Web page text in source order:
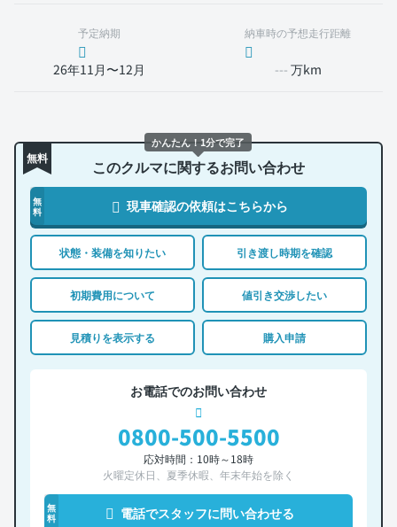
予定納期
26年11月〜12月
納車時の予想走行距離
--- 万km
無料 このクルマに関するお問い合わせ
無
料
現車確認の依頼はこちらから
状態・装備を知りたい 引き渡し時期を確認
初期費用について 値引き交渉したい
見積りを表示する 購入申請
お電話でのお問い合わせ
0800-500-5500
応対時間：10時～18時
火曜定休日、夏季休暇、年末年始を除く
無
料
電話でスタッフに問い合わせる
かんたん！1分で完了